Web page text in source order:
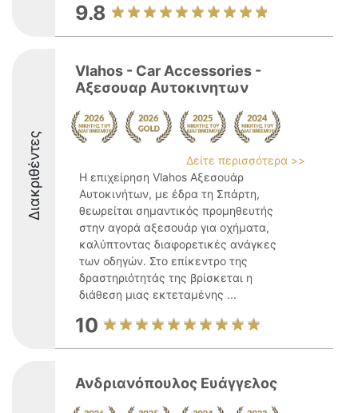
9.8
Διακριθέντες
Vlahos - Car Accessories -
Aξεσουαρ Αυτοκινητων
Δείτε περισσότερα >>
Η επιχείρηση Vlahos Αξεσουάρ
Αυτοκινήτων, με έδρα τη Σπάρτη,
θεωρείται σημαντικός προμηθευτής
στην αγορά αξεσουάρ για οχήματα,
καλύπτοντας διαφορετικές ανάγκες
των οδηγών. Στο επίκεντρο της
δραστηριότητάς της βρίσκεται η
διάθεση μιας εκτεταμένης ...
10
Ανδριανόπουλος Ευάγγελος